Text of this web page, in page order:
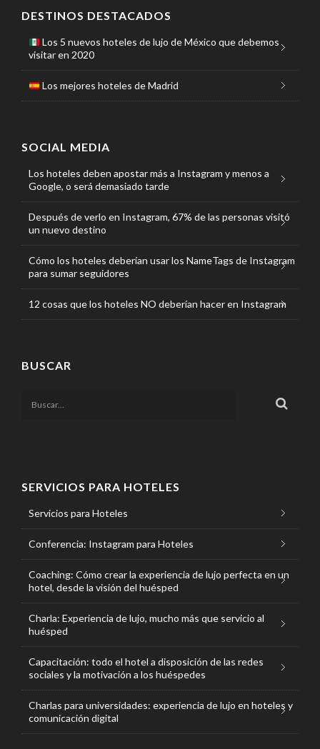
DESTINOS DESTACADOS
Los 5 nuevos hoteles de lujo de México que debemos
visitar en 2020
Los mejores hoteles de Madrid
SOCIAL MEDIA
Los hoteles deben apostar más a Instagram y menos a
Google, o será demasiado tarde
Después de verlo en Instagram, 67% de las personas visitó
un nuevo destino
Cómo los hoteles deberían usar los NameTags de Instagram
para sumar seguidores
12 cosas que los hoteles NO deberían hacer en Instagram
BUSCAR
SERVICIOS PARA HOTELES
Servicios para Hoteles
Conferencia: Instagram para Hoteles
Coaching: Cómo crear la experiencia de lujo perfecta en un
hotel, desde la visión del huésped
Charla: Experiencia de lujo, mucho más que servicio al
huésped
Capacitación: todo el hotel a disposición de las redes
sociales y la motivación a los huéspedes
Charlas para universidades: experiencia de lujo en hoteles y
comunicación digital